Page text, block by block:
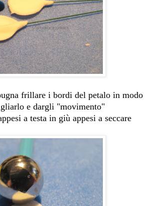
frillare i bordi del petalo in modo
e dargli "movimento"
a testa in giù appesi a seccare